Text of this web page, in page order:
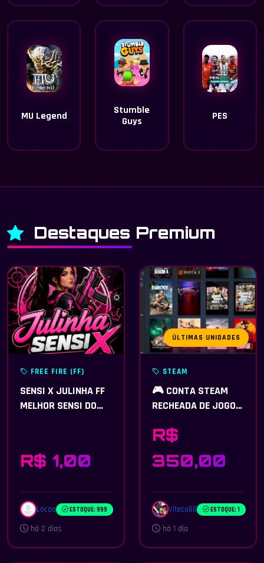
MU Legend
Stumble
Guys
PES
Destaques Premium
FREE FIRE (FF)
SENSI X JULINHA FF
MELHOR SENSI DO
R$ 1,00
Locao ESTOQUE: 999
há 2 dias
ÚLTIMAS UNIDADES
STEAM
🎮 CONTA STEAM
RECHEADA DE JOGOS
R$
350,00
VitecoGG ESTOQUE: 1
há 1 dia